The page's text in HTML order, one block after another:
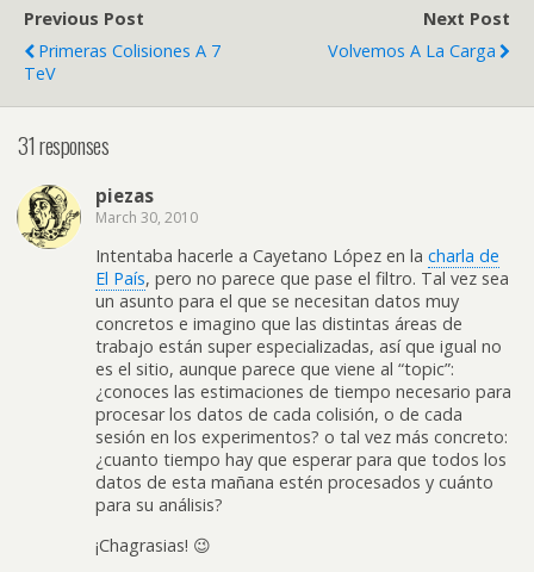
Previous Post
Primeras Colisiones A 7
TeV
Next Post
Volvemos A La Carga
31 responses
piezas
March 30, 2010
Intentaba hacerle a Cayetano López en la charla de
El País, pero no parece que pase el filtro. Tal vez sea
un asunto para el que se necesitan datos muy
concretos e imagino que las distintas áreas de
trabajo están super especializadas, así que igual no
es el sitio, aunque parece que viene al “topic”:
¿conoces las estimaciones de tiempo necesario para
procesar los datos de cada colisión, o de cada
sesión en los experimentos? o tal vez más concreto:
¿cuanto tiempo hay que esperar para que todos los
datos de esta mañana estén procesados y cuánto
para su análisis?
¡Chagrasias! 😉